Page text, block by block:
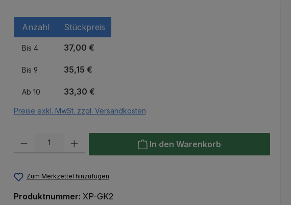
Anzahl Stückpreis
Bis 4 37,00 €
Bis 9 35,15 €
Ab 10 33,30 €
Preise exkl. MwSt. zzgl. Versandkosten
Produkt Anzahl: Gib den gewünschten Wert ein oder benutze die Schaltflächen
In den Warenkorb
Zum Merkzettel hinzufügen
Produktnummer: XP-GK2